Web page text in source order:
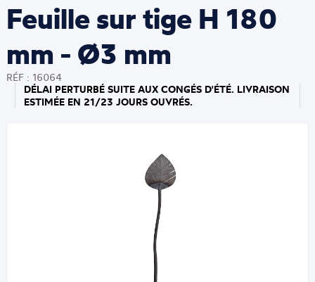
Feuille sur tige H 180
mm - Ø3 mm
RÉF : 16064
DÉLAI PERTURBÉ SUITE AUX CONGÉS D'ÉTÉ. LIVRAISON
ESTIMÉE EN 21/23 JOURS OUVRÉS.